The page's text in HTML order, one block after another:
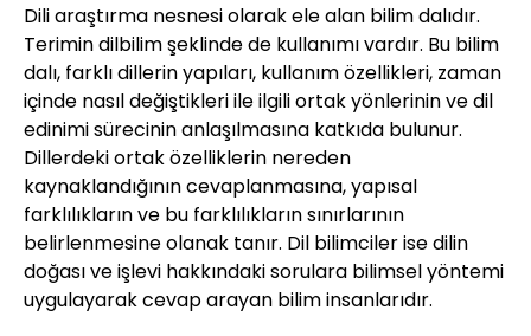
Dili araştırma nesnesi olarak ele alan bilim dalıdır.
Terimin dilbilim şeklinde de kullanımı vardır. Bu bilim
dalı, farklı dillerin yapıları, kullanım özellikleri, zaman
içinde nasıl değiştikleri ile ilgili ortak yönlerinin ve dil
edinimi sürecinin anlaşılmasına katkıda bulunur.
Dillerdeki ortak özelliklerin nereden
kaynaklandığının cevaplanmasına, yapısal
farklılıkların ve bu farklılıkların sınırlarının
belirlenmesine olanak tanır. Dil bilimciler ise dilin
doğası ve işlevi hakkındaki sorulara bilimsel yöntemi
uygulayarak cevap arayan bilim insanlarıdır.